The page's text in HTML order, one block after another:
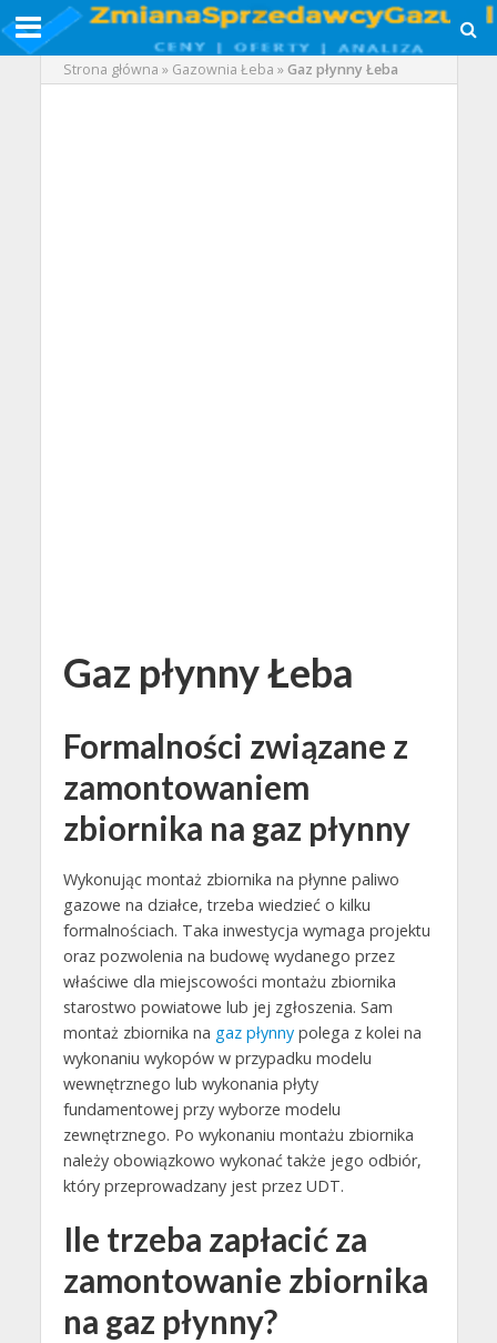
Strona główna » Gazownia Łeba »Gaz płynny Łeba
Gaz płynny Łeba
Formalności związane z
zamontowaniem
zbiornika na gaz płynny
Wykonując montaż zbiornika na płynne paliwo
gazowe na działce, trzeba wiedzieć o kilku
formalnościach. Taka inwestycja wymaga projektu
oraz pozwolenia na budowę wydanego przez
właściwe dla miejscowości montażu zbiornika
starostwo powiatowe lub jej zgłoszenia. Sam
montaż zbiornika na gaz płynnypolega z kolei na
wykonaniu wykopów w przypadku modelu
wewnętrznego lub wykonania płyty
fundamentowej przy wyborze modelu
zewnętrznego. Po wykonaniu montażu zbiornika
należy obowiązkowo wykonać także jego odbiór,
który przeprowadzany jest przez UDT.
Ile trzeba zapłacić za
zamontowanie zbiornika
na gaz płynny?